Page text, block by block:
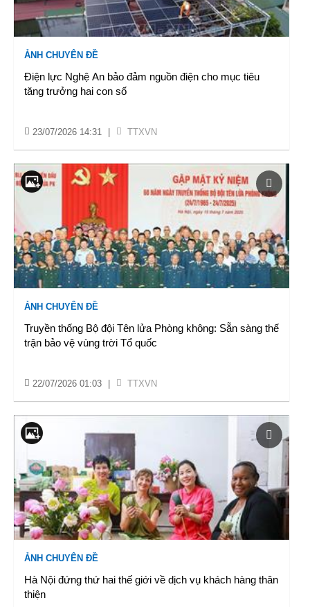
ẢNH CHUYÊN ĐỀ
Điện lực Nghệ An bảo đảm nguồn điện cho mục tiêu
tăng trưởng hai con số
23/07/2026 14:31 TTXVN
ẢNH CHUYÊN ĐỀ
Truyền thống Bộ đội Tên lửa Phòng không: Sẵn sàng thế
trận bảo vệ vùng trời Tổ quốc
22/07/2026 01:03 TTXVN
ẢNH CHUYÊN ĐỀ
Hà Nội đứng thứ hai thế giới về dịch vụ khách hàng thân
thiện